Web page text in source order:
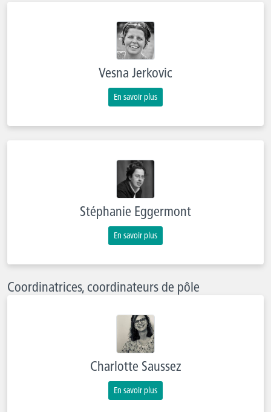
Vesna Jerkovic
En savoir plus
Stéphanie Eggermont
En savoir plus
Coordinatrices, coordinateurs de pôle
Charlotte Saussez
En savoir plus